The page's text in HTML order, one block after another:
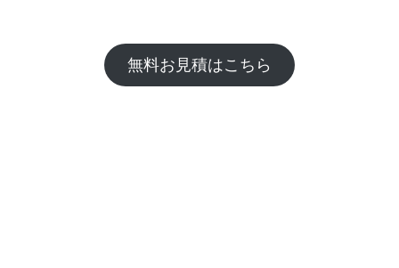
無料お見積はこちら